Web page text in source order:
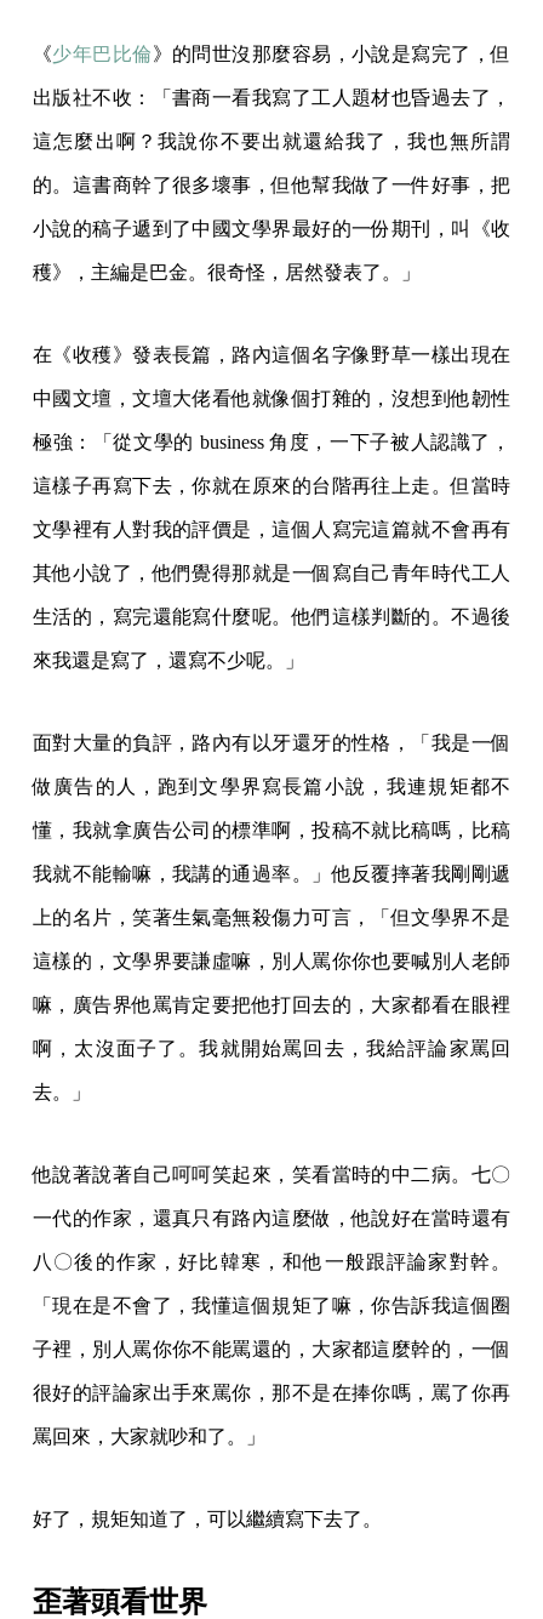
《少年巴比倫》的問世沒那麼容易，小說是寫完了，但
出版社不收：「書商一看我寫了工人題材也昏過去了，
這怎麼出啊？我說你不要出就還給我了，我也無所謂
的。這書商幹了很多壞事，但他幫我做了一件好事，把
小說的稿子遞到了中國文學界最好的一份期刊，叫《收
穫》，主編是巴金。很奇怪，居然發表了。」
在《收穫》發表長篇，路內這個名字像野草一樣出現在
中國文壇，文壇大佬看他就像個打雜的，沒想到他韌性
極強：「從文學的 business 角度，一下子被人認識了，
這樣子再寫下去，你就在原來的台階再往上走。但當時
文學裡有人對我的評價是，這個人寫完這篇就不會再有
其他小說了，他們覺得那就是一個寫自己青年時代工人
生活的，寫完還能寫什麼呢。他們這樣判斷的。不過後
來我還是寫了，還寫不少呢。」
面對大量的負評，路內有以牙還牙的性格，「我是一個
做廣告的人，跑到文學界寫長篇小說，我連規矩都不
懂，我就拿廣告公司的標準啊，投稿不就比稿嗎，比稿
我就不能輸嘛，我講的通過率。」他反覆摔著我剛剛遞
上的名片，笑著生氣毫無殺傷力可言，「但文學界不是
這樣的，文學界要謙虛嘛，別人罵你你也要喊別人老師
嘛，廣告界他罵肯定要把他打回去的，大家都看在眼裡
啊，太沒面子了。我就開始罵回去，我給評論家罵回
去。」
他說著說著自己呵呵笑起來，笑看當時的中二病。七〇
一代的作家，還真只有路內這麼做，他說好在當時還有
八〇後的作家，好比韓寒，和他一般跟評論家對幹。
「現在是不會了，我懂這個規矩了嘛，你告訴我這個圈
子裡，別人罵你你不能罵還的，大家都這麼幹的，一個
很好的評論家出手來罵你，那不是在捧你嗎，罵了你再
罵回來，大家就吵和了。」
好了，規矩知道了，可以繼續寫下去了。
歪著頭看世界